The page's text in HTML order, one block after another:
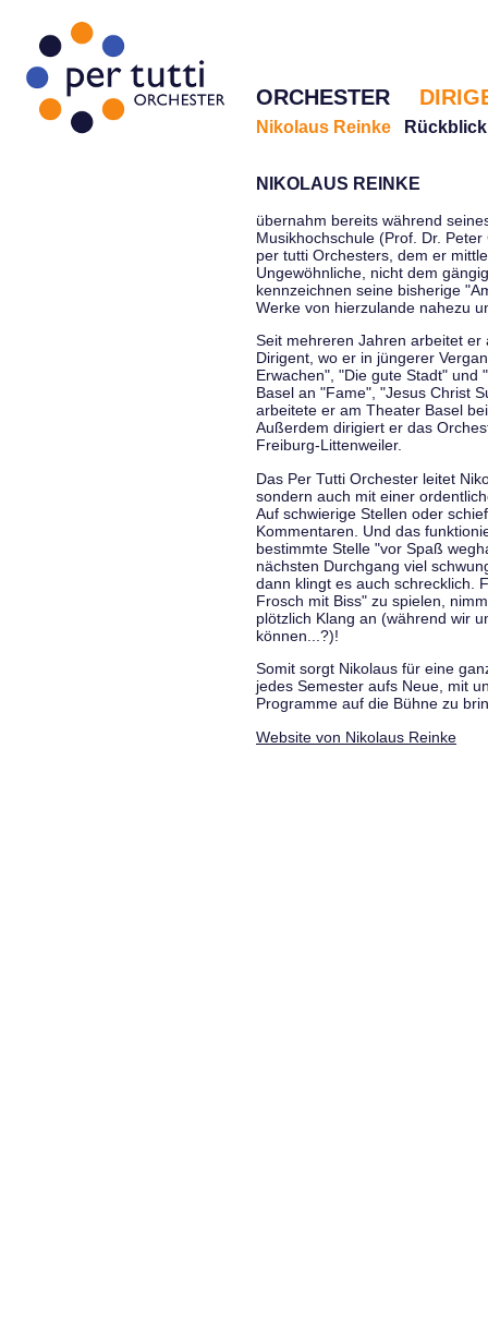
ORCHESTER
Nikolaus Reinke Rückblick
NIKOLAUS REINKE
übernahm bereits während
Musikhochschule (Prof. Dr.
per tutti Orchesters, dem er
Ungewöhnliche, nicht dem
kennzeichnen seine bisherige
Werke von hierzulande nahezu
Seit mehreren Jahren arbeitet
Dirigent, wo er in jüngerer
Erwachen", "Die gute Stadt" und
Basel an "Fame", "Jesus Christ
arbeitete er am Theater Basel
Außerdem dirigiert er das
Freiburg-Littenweiler.
Das Per Tutti Orchester leitet
sondern auch mit einer
Auf schwierige Stellen oder
Kommentaren. Und das
bestimmte Stelle "vor Spaß
nächsten Durchgang viel
dann klingt es auch schrecklich.
Frosch mit Biss" zu spielen,
plötzlich Klang an (während wir
können...?)!
Somit sorgt Nikolaus für eine
jedes Semester aufs Neue, mit
Programme auf die Bühne zu
Website von Nikolaus Reinke